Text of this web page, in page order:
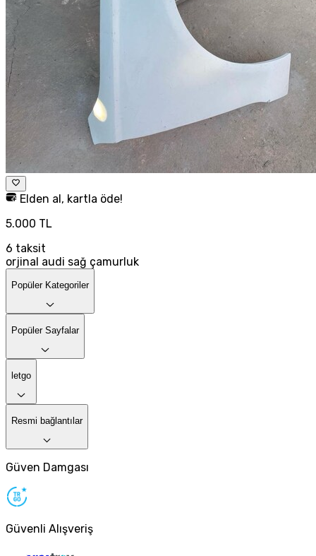
Elden al, kartla öde!
5.000 TL
6 taksit
orjinal audi sağ çamurluk
Popüler Kategoriler
Popüler Sayfalar
letgo
Resmi bağlantılar
Güven Damgası
Güvenli Alışveriş